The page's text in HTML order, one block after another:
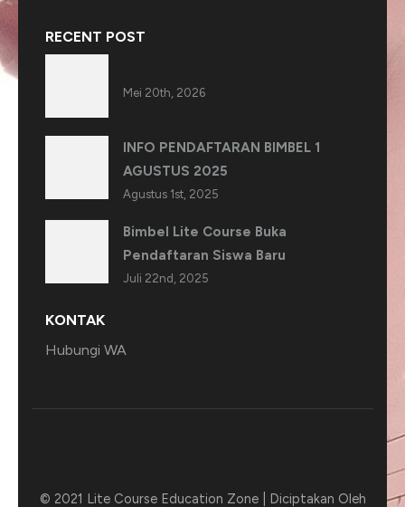
RECENT POST
Mei 20th, 2026
INFO PENDAFTARAN BIMBEL 1
AGUSTUS 2025
Agustus 1st, 2025
Bimbel Lite Course Buka
Pendaftaran Siswa Baru
Juli 22nd, 2025
KONTAK
Hubungi WA
© 2021 Lite Course Education Zone | Diciptakan Oleh